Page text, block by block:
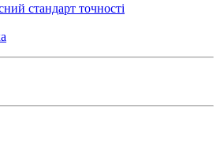
стандарт точності